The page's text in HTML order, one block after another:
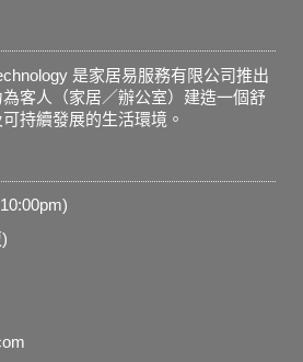
是家居易服務有限公司推出
客人（家居／辦公室）建造一個舒
持續發展的生活環境。